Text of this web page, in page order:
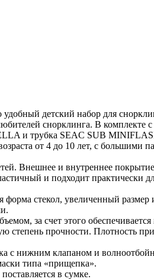
детский набор для
снорклинга. В комплекте
и трубка SEAC SUB
от 4 до 10 лет, с
Внешнее и внутреннее
и подходит
стекол, увеличенный размер
за счет этого
прочности. Плотность
с нижним клапаном и
типа «прищепка».
в сумке.